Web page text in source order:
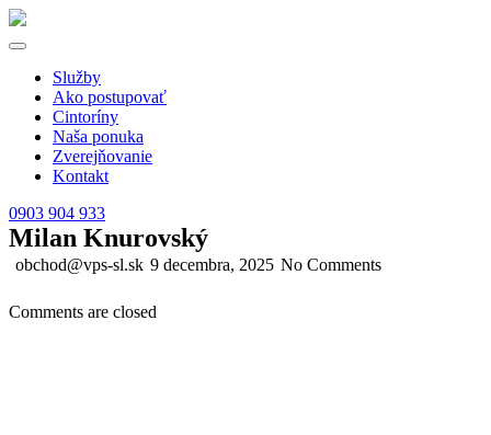
Služby
Ako postupovať
Cintoríny
Naša ponuka
Zverejňovanie
Kontakt
0903 904 933
Milan Knurovský
obchod@vps-sl.sk 9 decembra, 2025 No Comments
Comments are closed